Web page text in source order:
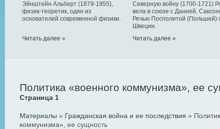
Эйнштейн Альберт (1879-1955),
физик-теоретик, один из
основателей современной физики.
Читать далее »
Северную войну (1700-1721)
вела в союзе с Данией,
Речью Посполитой (Польшей)
Швеции.
Читать далее »
Политика «военного коммунизма», ее
Страница 1
Материалы » Гражданская война и ее последствия »
коммунизма», ее сущность